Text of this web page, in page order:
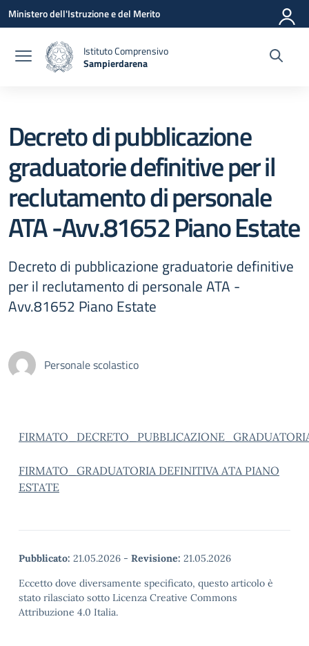
Vai ai contenuti
Vai al menu di navigazione
Vai al footer
Ministero dell'Istruzione e del Merito
Istituto Comprensivo
Sampierdarena
Decreto di pubblicazione
graduatorie definitive per il
reclutamento di personale
ATA -Avv.81652 Piano Estate
Decreto di pubblicazione graduatorie definitive
per il reclutamento di personale ATA -
Avv.81652 Piano Estate
Personale scolastico
FIRMATO_GRADUATORIA DEFINITIVA ATA PIANO
ESTATE
Pubblicato: 21.05.2026 - Revisione: 21.05.2026
Eccetto dove diversamente specificato, questo articolo è
stato rilasciato sotto Licenza Creative Commons
Attribuzione 4.0 Italia.